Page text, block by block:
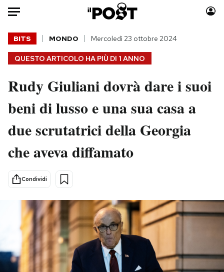
Auto
HOME
Italia
Mondo
Politica
Tecnologia
Scienza
Cultura
Economia
Sport
Moda
Consumismi
Storie/Idee
Media
Mondiali calcio 2026
PODCAST
QUESTO ARTICOLO HA PIÙ DI 1 ANNO
BITS MONDO Mercoledì 23 ottobre 2024
Rudy Giuliani dovrà dare i suoi
beni di lusso e una sua casa a
due scrutatrici della Georgia
che aveva diffamato
Condividi